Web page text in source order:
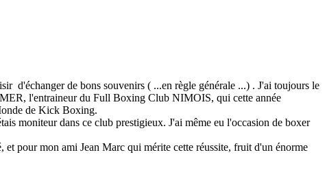
d'échanger de bons souvenirs ( ...en règle générale ...) . J'ai toujours le
l'entraineur du Full Boxing Club NIMOIS, qui cette année
de Kick Boxing.
moniteur dans ce club prestigieux. J'ai même eu l'occasion de boxer
pour mon ami Jean Marc qui mérite cette réussite, fruit d'un énorme